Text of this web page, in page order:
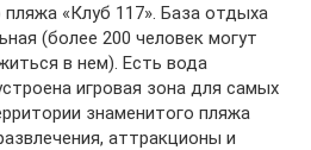
«Клуб 117». База отдыха
(более 200 человек могут
в нем). Есть вода
игровая зона для самых
знаменитого пляжа
аттракционы и